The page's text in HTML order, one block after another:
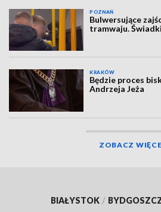
POZNAŃ
Bulwersujące
tramwaju.
KRAKÓW
Będzie proces
Andrzeja Jeża
ZOBACZ
BIAŁYSTOK /